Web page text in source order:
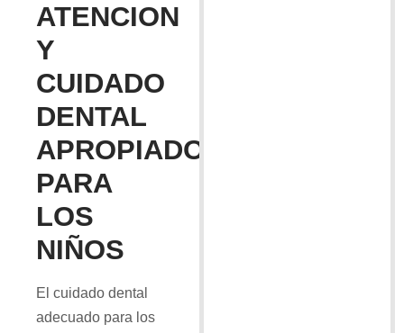
ATENCION
Y
CUIDADO
DENTAL
APROPIADO
PARA
LOS
NIÑOS
El cuidado dental
adecuado para los